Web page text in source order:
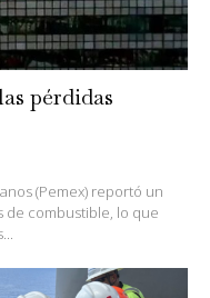
pérdidas
(Pemex) reportó un
de combustible, lo que